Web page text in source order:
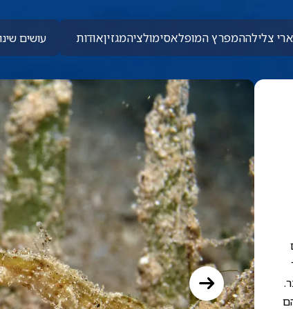
צלילההמפרץ המופלאסימולציהמגזיןאודות עושים